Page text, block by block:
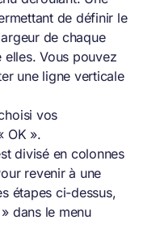
de définir le
de chaque
elles. Vous pouvez
une ligne verticale
vos
OK ».
divisé en colonnes
revenir à une
étapes ci-dessus,
dans le menu